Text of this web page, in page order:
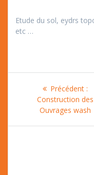
Etude du sol, eydrs
etc …
Navigation
l’article
Précédent :
:
Construction des
Ouvrages wash